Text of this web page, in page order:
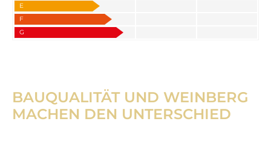
E
F
G
BAUQUALITÄT UND WEINBERG
MACHEN DEN UNTERSCHIED